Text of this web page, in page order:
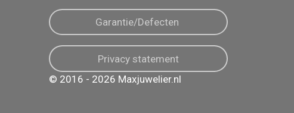
Garantie/Defecten
Privacy statement
© 2016 - 2026 Maxjuwelier.nl